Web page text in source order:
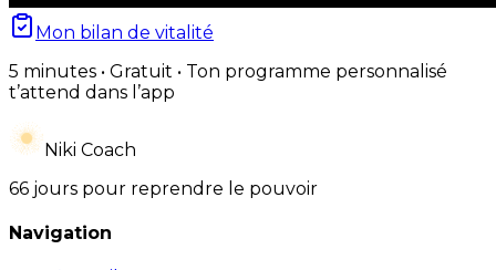
Mon bilan de vitalité
5 minutes • Gratuit • Ton programme personnalisé
t’attend dans l’app
Niki Coach
66 jours pour reprendre le pouvoir
Navigation